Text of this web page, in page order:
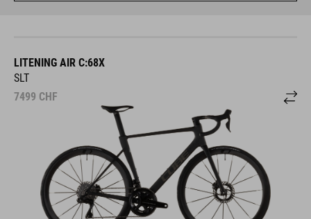
LITENING AIR C:68X
SLT
7499 CHF